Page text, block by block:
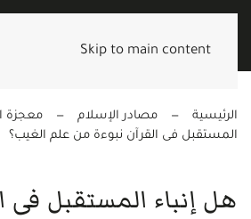
Skip to main content
الرئيسية مصادر الإسلام معجزة
المستقبل فى القرآن نبوءة من علم الغيب؟
هل إنباء المستقبل فى